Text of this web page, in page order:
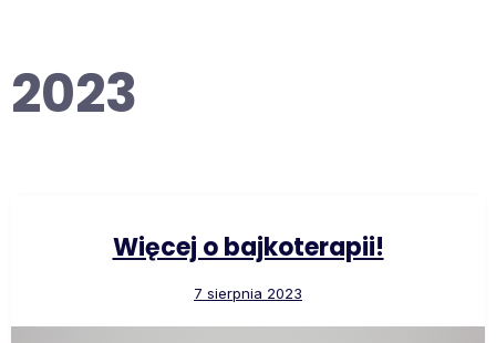
2023
Więcej o bajkoterapii!
7 sierpnia 2023